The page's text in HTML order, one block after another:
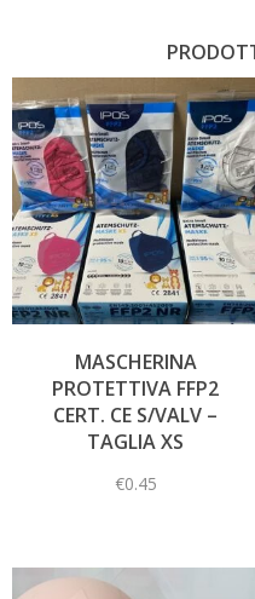
MASCHERINA
PROTETTIVA FFP2
CERT. CE S/VALV –
TAGLIA XS
€0.45